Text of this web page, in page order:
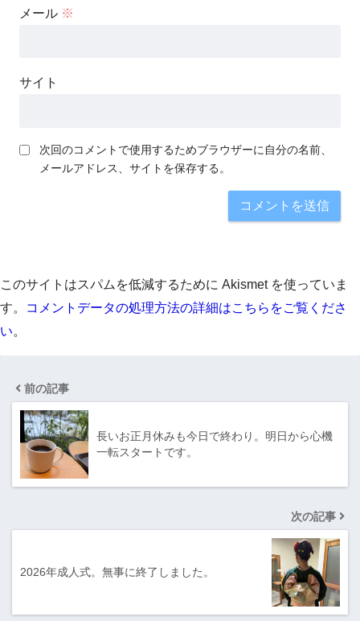
メール ※
サイト
次回のコメントで使用するためブラウザーに自分の名前、
メールアドレス、サイトを保存する。
このサイトはスパムを低減するために Akismet を使っていま
す。
コメントデータの処理方法の詳細はこちらをご覧くださ
い。
前の記事
長いお正月休みも今日で終わり。明日から心機
一転スタートです。
次の記事
2026年成人式。無事に終了しました。